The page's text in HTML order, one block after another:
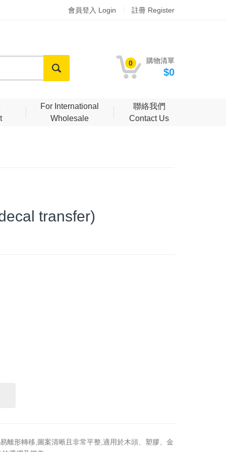
會員登入 Login 註冊 Register
0 購物清單
$0
For International
Wholesale
聯絡我們
Contact Us
transfer)
離形轉移,圖案清晰且非常平整,適用於木頭、塑膠、金